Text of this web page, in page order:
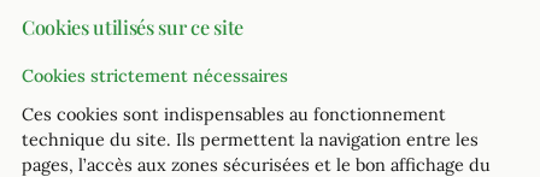
Cookies utilisés sur ce site
Cookies strictement nécessaires
Ces cookies sont indispensables au fonctionnement
technique du site. Ils permettent la navigation entre les
pages, l’accès aux zones sécurisées et le bon affichage du